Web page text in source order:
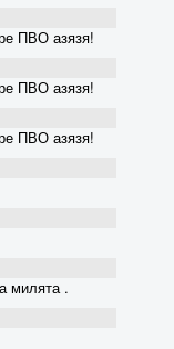
ПВО азязя!
ПВО азязя!
ПВО азязя!
милята .